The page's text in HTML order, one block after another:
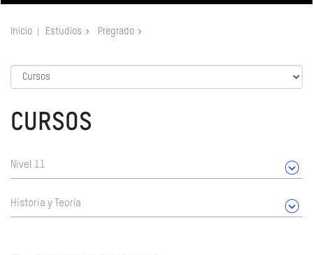
Inicio Estudios Pregrado
CURSOS
Nivel 11
Historia y Teoría